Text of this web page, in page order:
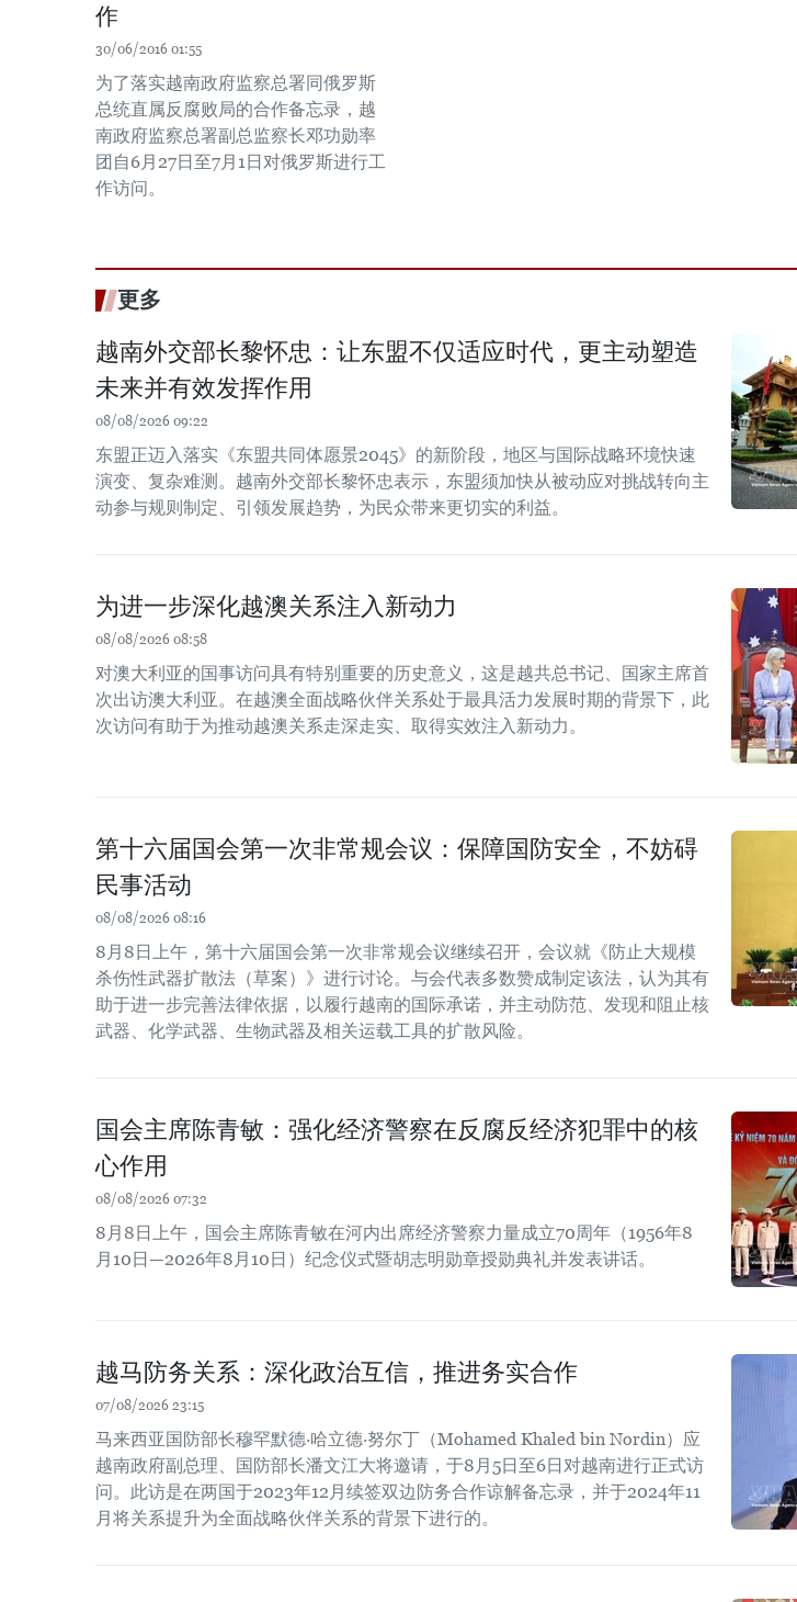
作
30/06/2016 01:55
为了落实越南政府监察总署同俄罗斯
总统直属反腐败局的合作备忘录，越
南政府监察总署副总监察长邓功勋率
团自6月27日至7月1日对俄罗斯进行工
作访问。
更多
越南外交部长黎怀忠：让东盟不仅适应时代，更主动塑造
未来并有效发挥作用
08/08/2026 09:22
东盟正迈入落实《东盟共同体愿景2045》的新阶段，地区与国际战略环境快速
演变、复杂难测。越南外交部长黎怀忠表示，东盟须加快从被动应对挑战转向主
动参与规则制定、引领发展趋势，为民众带来更切实的利益。
为进一步深化越澳关系注入新动力
08/08/2026 08:58
对澳大利亚的国事访问具有特别重要的历史意义，这是越共总书记、国家主席首
次出访澳大利亚。在越澳全面战略伙伴关系处于最具活力发展时期的背景下，此
次访问有助于为推动越澳关系走深走实、取得实效注入新动力。
第十六届国会第一次非常规会议：保障国防安全，不妨碍
民事活动
08/08/2026 08:16
8月8日上午，第十六届国会第一次非常规会议继续召开，会议就《防止大规模
杀伤性武器扩散法（草案）》进行讨论。与会代表多数赞成制定该法，认为其有
助于进一步完善法律依据，以履行越南的国际承诺，并主动防范、发现和阻止核
武器、化学武器、生物武器及相关运载工具的扩散风险。
国会主席陈青敏：强化经济警察在反腐反经济犯罪中的核
心作用
08/08/2026 07:32
8月8日上午，国会主席陈青敏在河内出席经济警察力量成立70周年（1956年8
月10日—2026年8月10日）纪念仪式暨胡志明勋章授勋典礼并发表讲话。
越马防务关系：深化政治互信，推进务实合作
07/08/2026 23:15
马来西亚国防部长穆罕默德·哈立德·努尔丁（Mohamed Khaled bin Nordin）应
越南政府副总理、国防部长潘文江大将邀请，于8月5日至6日对越南进行正式访
问。此访是在两国于2023年12月续签双边防务合作谅解备忘录，并于2024年11
月将关系提升为全面战略伙伴关系的背景下进行的。